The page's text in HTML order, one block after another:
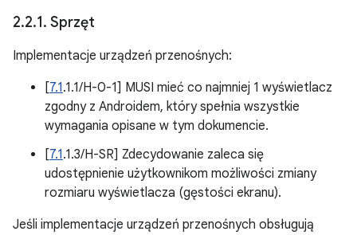
2.2.1. Sprzęt
Implementacje urządzeń przenośnych:
[7.1.1.1/H-0-1] MUSI mieć co najmniej 1 wyświetlacz
zgodny z Androidem, który spełnia wszystkie
wymagania opisane w tym dokumencie.
[7.1.1.3/H-SR] Zdecydowanie zaleca się
udostępnienie użytkownikom możliwości zmiany
rozmiaru wyświetlacza (gęstości ekranu).
Jeśli implementacje urządzeń przenośnych obsługują